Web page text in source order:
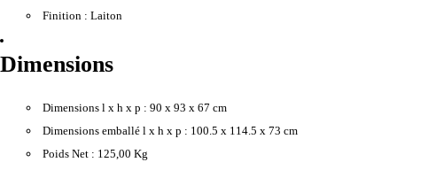
Finition : Laiton
Dimensions
Dimensions l x h x p : 90 x 93 x 67 cm
Dimensions emballé l x h x p : 100.5 x 114.5 x 73 cm
Poids Net : 125,00 Kg